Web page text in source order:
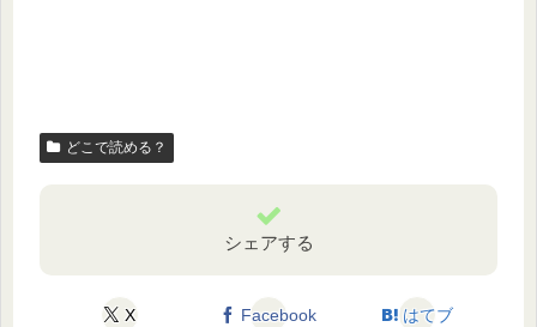
どこで読める？
シェアする
X Facebook はてブ